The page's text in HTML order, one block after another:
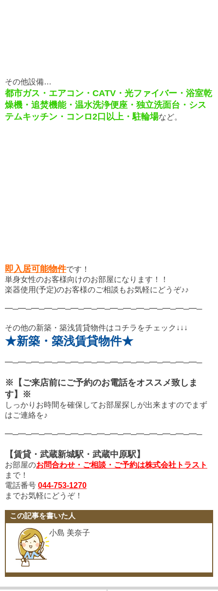
その他設備…
都市ガス・エアコン・CATV・光ファイバー・浴室乾
燥機・追焚機能・温水洗浄便座・独立洗面台・シス
テムキッチン・コンロ2口以上・駐輪場など。
即入居可能物件です！
単身女性のお客様向けのお部屋になります！！
楽器使用(予定)のお客様のご相談もお気軽にどうぞ♪♪
━─━─━─━─━─━─━─━─━─━─━─━─━─━─━─
その他の新築・築浅賃貸物件はコチラをチェック↓↓↓
★新築・築浅賃貸物件★
━─━─━─━─━─━─━─━─━─━─━─━─━─━─━─
※【ご来店前にご予約のお電話をオススメ致しま
す】※
しっかりお時間を確保してお部屋探しが出来ますのでまず
はご連絡を♪
━─━─━─━─━─━─━─━─━─━─━─━─━─━─━─
【賃貸・武蔵新城駅・武蔵中原駅】
お部屋のお問合わせ・ご相談・ご予約は株式会社トラスト
まで！
電話番号 044-753-1270
までお気軽にどうぞ！
この記事を書いた人
小島 美奈子